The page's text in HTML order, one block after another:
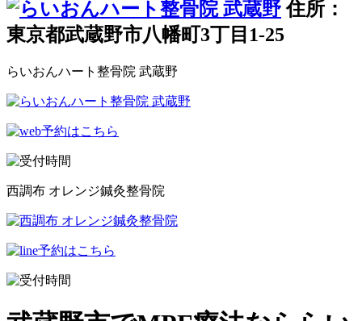
住所：
東京都武蔵野市八幡町3丁目1-25
らいおんハート整骨院 武蔵野
西調布 オレンジ鍼灸整骨院